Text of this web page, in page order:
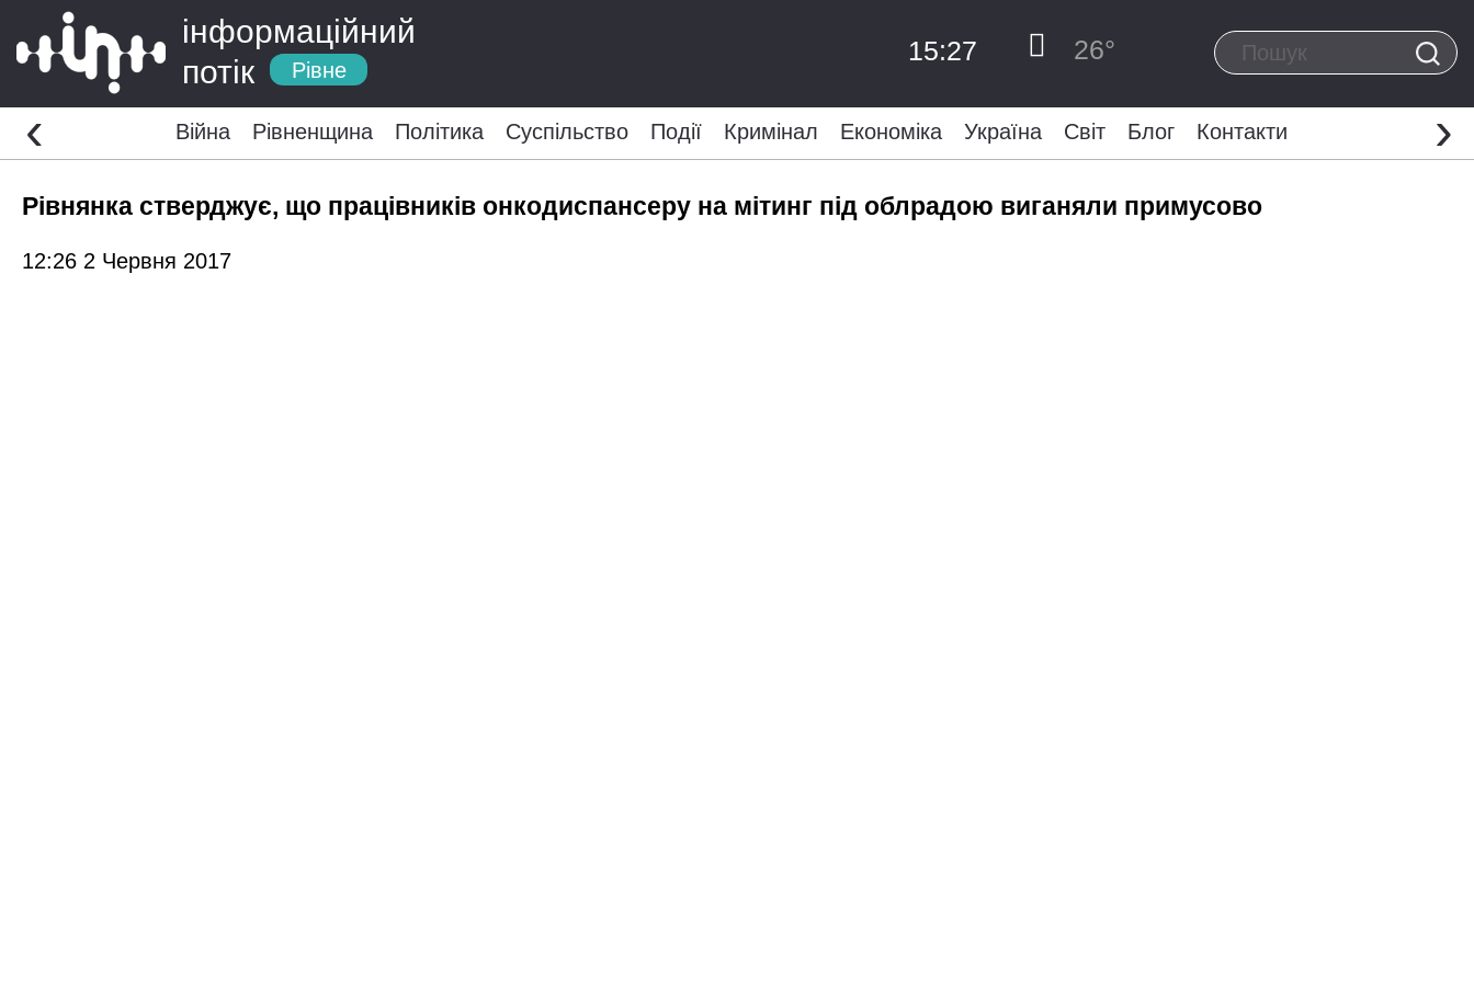
інформаційний
потік
Рівне
15:27 26°
Війна Рівненщина Політика Суспільство Події Кримінал Економіка Україна Світ Блог Контакти
‹ ›
Рівнянка стверджує, що працівників онкодиспансеру на мітинг під облрадою виганяли примусово
12:26 2 Червня 2017